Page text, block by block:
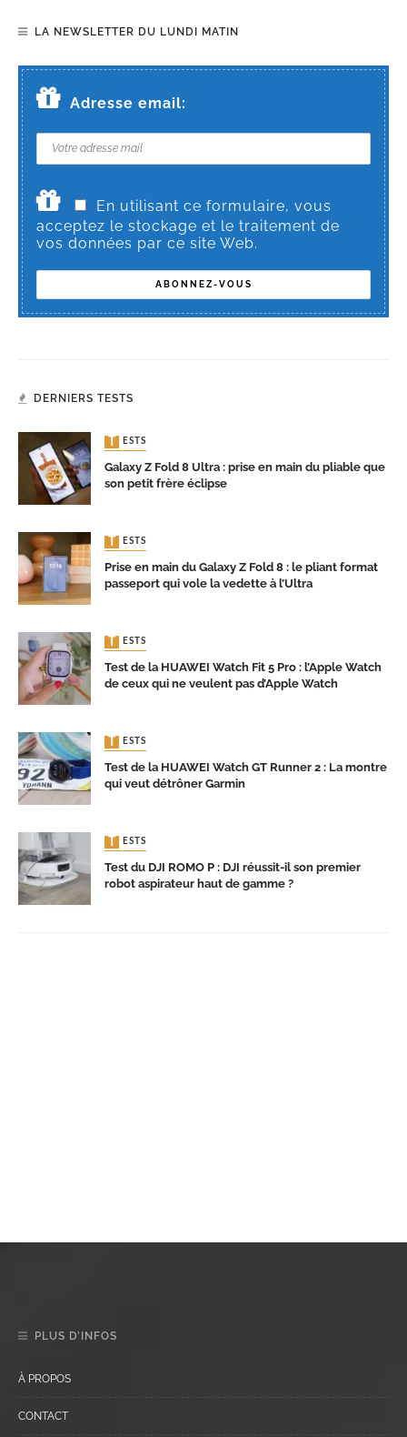
LA NEWSLETTER DU LUNDI MATIN
Adresse email:
En utilisant ce formulaire, vous
acceptez le stockage et le traitement de
vos données par ce site Web.
DERNIERS TESTS
TESTS
Galaxy Z Fold 8 Ultra : prise en main du pliable que
son petit frère éclipse
TESTS
Prise en main du Galaxy Z Fold 8 : le pliant format
passeport qui vole la vedette à l’Ultra
TESTS
Test de la HUAWEI Watch Fit 5 Pro : l’Apple Watch
de ceux qui ne veulent pas d’Apple Watch
TESTS
Test de la HUAWEI Watch GT Runner 2 : La montre
qui veut détrôner Garmin
TESTS
Test du DJI ROMO P : DJI réussit-il son premier
robot aspirateur haut de gamme ?
PLUS D’INFOS
À PROPOS
CONTACT